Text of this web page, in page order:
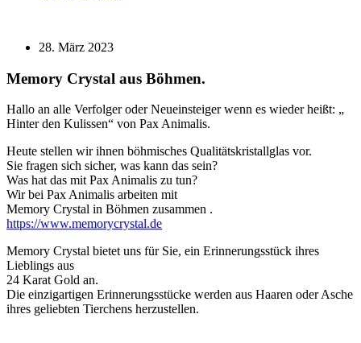
28. März 2023
Memory Crystal aus Böhmen.
Hallo an alle Verfolger oder Neueinsteiger wenn es wieder heißt: „
Hinter den Kulissen“ von Pax Animalis.
Heute stellen wir ihnen böhmisches Qualitätskristallglas vor.
Sie fragen sich sicher, was kann das sein?
Was hat das mit Pax Animalis zu tun?
Wir bei Pax Animalis arbeiten mit
Memory Crystal in Böhmen zusammen .
https://www.memorycrystal.de
Memory Crystal bietet uns für Sie, ein Erinnerungsstück ihres
Lieblings aus
24 Karat Gold an.
Die einzigartigen Erinnerungsstücke werden aus Haaren oder Asche
ihres geliebten Tierchens herzustellen.